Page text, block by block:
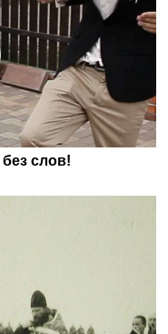
слов!